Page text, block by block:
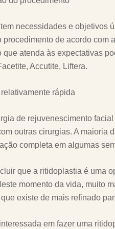
necessidades e objetivos
procedimento de acordo com
que atenda às expectativas
Accutite, Liftera.
rápida
de rejuvenescimento
outras cirurgias. A maioria
completa em algumas
que a ritidoplastia é uma
momento da vida, muito
existe de mais refinado
em fazer uma